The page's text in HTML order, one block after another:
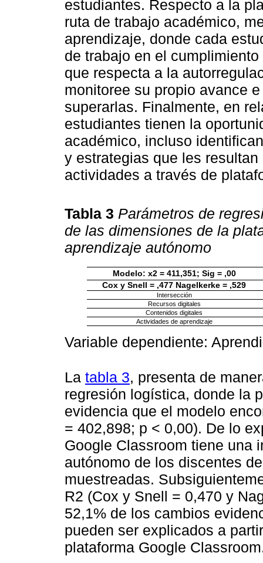
estudiantes. Respecto a la
ruta de trabajo académico,
aprendizaje, donde cada
de trabajo en el
que respecta a la
monitoree su propio avance
superarlas. Finalmente, en
estudiantes tienen la
académico, incluso
y estrategias que les
actividades a través de
Tabla 3 Parámetros de
de las dimensiones de la
aprendizaje autónomo
Modelo: x2 = 411,351; Sig = ,00
Cox y Snell = ,477 Nagelkerke = ,529
Intersección
Recursos digitales
Contenidos digitales
Actividades de aprendizaje
Variable dependiente:
La tabla 3, presenta de
regresión logística, donde la
evidencia que el modelo
= 402,898; p < 0,00). De lo
Google Classroom tiene una
autónomo de los discentes
muestreadas.
R2 (Cox y Snell = 0,470 y
52,1% de los cambios
pueden ser explicados a
plataforma Google